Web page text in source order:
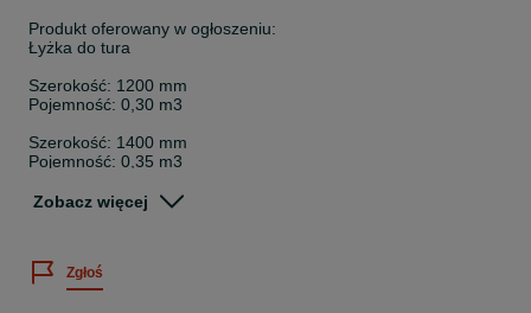
Produkt oferowany w ogłoszeniu:
Łyżka do tura
Szerokość: 1200 mm
Pojemność: 0,30 m3
Szerokość: 1400 mm
Pojemność: 0,35 m3
Szerokość: 1500 mm
Pojemność: 0,4 m3
Zobacz więcej
Zgłoś